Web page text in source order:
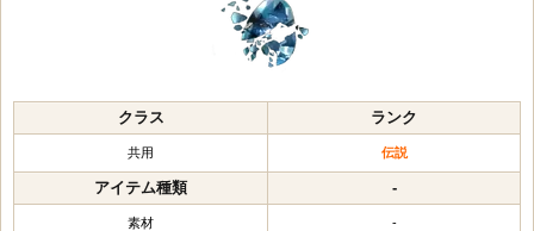
クラス ランク
共用 伝説
アイテム種類 -
素材 -